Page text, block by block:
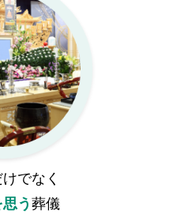
でなく
う 葬儀